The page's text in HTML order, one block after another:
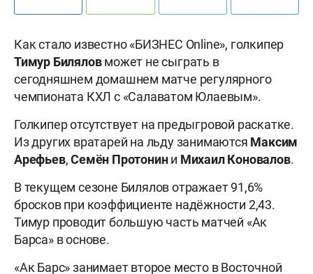
Как стало известно «БИЗНЕС Online», голкипер
Тимур Биляловможет не сыграть в
сегодняшнем домашнем матче регулярного
чемпионата КХЛ с «Салаватом Юлаевым».
Голкипер отсутствует на предыгровой раскатке.
Из других вратарей на льду занимаются Максим
Арефьев,Семён Протонини Михаил Коновалов.
В текущем сезоне Билялов отражает 91,6%
бросков при коэффициенте надёжности 2,43.
Тимур проводит большую часть матчей «Ак
Барса» в основе.
«Ак Барс» занимает второе место в Восточной